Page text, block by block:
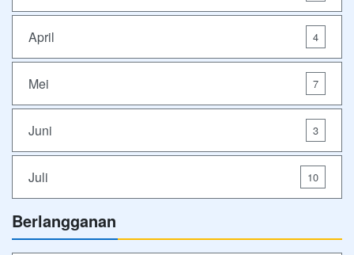
April 4
Mei 7
Juni 3
Juli 10
Berlangganan